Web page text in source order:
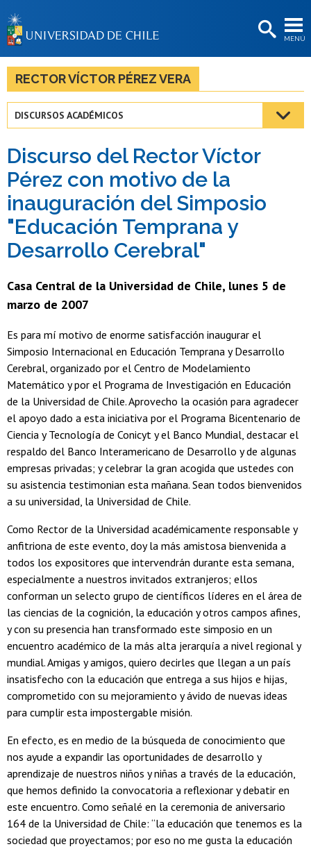
MENÚ
BIBLIOTECAS
LA UNIVERSIDAD
Estudiantes
Académicas/os
Funcionarias/os
Egresadas/os
RECTOR VÍCTOR PÉREZ VERA
DISCURSOS ACADÉMICOS
Discurso del Rector Víctor
Pérez con motivo de la
inauguración del Simposio
"Educación Temprana y
Desarrollo Cerebral"
Casa Central de la Universidad de Chile, lunes 5 de
marzo de 2007
Es para mí motivo de enorme satisfacción inaugurar el
Simposio Internacional en Educación Temprana y Desarrollo
Cerebral, organizado por el Centro de Modelamiento
Matemático y por el Programa de Investigación en Educación
de la Universidad de Chile. Aprovecho la ocasión para agradecer
el apoyo dado a esta iniciativa por el Programa Bicentenario de
Ciencia y Tecnología de Conicyt y el Banco Mundial, destacar el
respaldo del Banco Interamericano de Desarrollo y de algunas
empresas privadas; y celebrar la gran acogida que ustedes con
su asistencia testimonian esta mañana. Sean todos bienvenidos
a su universidad, la Universidad de Chile.
Como Rector de la Universidad académicamente responsable y
anfitriona de este evento, doy la más amistosa bienvenida a
todos los expositores que intervendrán durante esta semana,
especialmente a nuestros invitados extranjeros; ellos
conforman un selecto grupo de científicos líderes en el área de
las ciencias de la cognición, la educación y otros campos afines,
y con su presencia han transformado este simposio en un
encuentro académico de la más alta jerarquía a nivel regional y
mundial. Amigas y amigos, quiero decirles que llegan a un país
insatisfecho con la educación que entrega a sus hijos e hijas,
comprometido con su mejoramiento y ávido de nuevas ideas
para cumplir esta impostergable misión.
En efecto, es en medio de la búsqueda de conocimiento que
nos ayude a expandir las oportunidades de desarrollo y
aprendizaje de nuestros niños y niñas a través de la educación,
que hemos definido la convocatoria a reflexionar y debatir en
este encuentro. Como señalé en la ceremonia de aniversario
164 de la Universidad de Chile: “la educación que tenemos es la
sociedad que proyectamos; por eso no me gusta la educación